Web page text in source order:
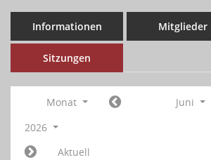
Informationen Mitglieder
Sitzungen
Monat
Juni
2026
Aktuell